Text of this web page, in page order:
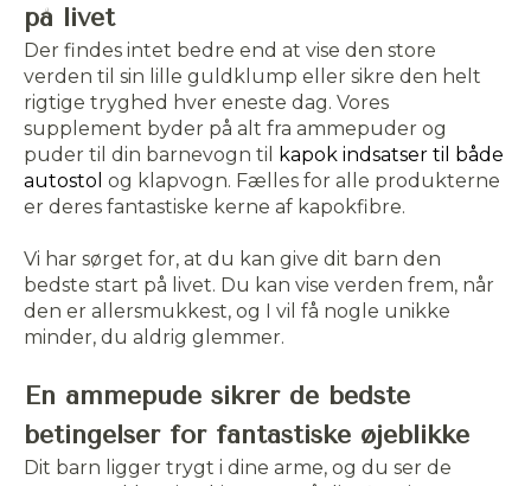
på livet
Der findes intet bedre end at vise den store
verden til sin lille guldklump eller sikre den helt
rigtige tryghed hver eneste dag. Vores
supplement byder på alt fra ammepuder og
puder til din barnevogn til
kapok indsatser til både
autostol og klapvogn. Fælles for alle produkterne
er deres fantastiske kerne af kapokfibre.
Vi har sørget for, at du kan give dit barn den
bedste start på livet. Du kan vise verden frem, når
den er allersmukkest, og I vil få nogle unikke
minder, du aldrig glemmer.
En ammepude sikrer de bedste
betingelser for fantastiske øjeblikke
Dit barn ligger trygt i dine arme, og du ser de